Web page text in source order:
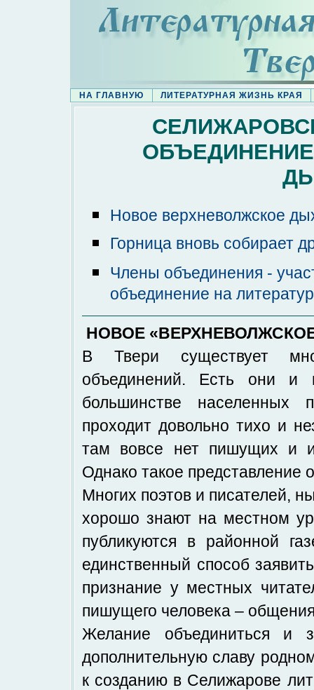
НА ГЛАВНУЮ ЛИТЕРАТУРНАЯ ЖИЗНЬ КРАЯ
Новое верхневолжское
Горница вновь собирает
Члены объединения -
объединение на
НОВОЕ
В Твери существует
объединений. Есть они и
большинстве населенных
проходит довольно тихо и
там вовсе нет пишущих и
Однако такое представление
Многих поэтов и писателей,
хорошо знают на местном
публикуются в районной
единственный способ
признание у местных
пишущего человека –
Желание объединиться и
дополнительную славу
к созданию в Селижарове